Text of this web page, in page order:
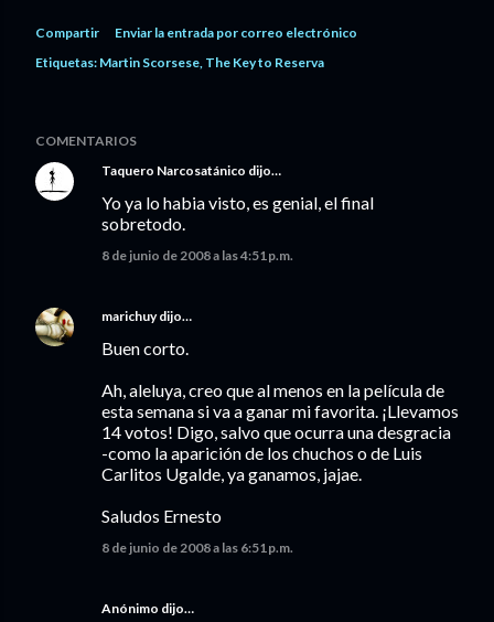
Compartir
Enviar la entrada por correo electrónico
Etiquetas: Martin Scorsese The Key to Reserva
COMENTARIOS
Taquero Narcosatánico dijo…
Yo ya lo habia visto, es genial, el final
sobretodo.
8 de junio de 2008 a las 4:51 p.m.
marichuydijo…
Buen corto.
Ah, aleluya, creo que al menos en la película de
esta semana si va a ganar mi favorita. ¡Llevamos
14 votos! Digo, salvo que ocurra una desgracia
-como la aparición de los chuchos o de Luis
Carlitos Ugalde, ya ganamos, jajae.
Saludos Ernesto
8 de junio de 2008 a las 6:51 p.m.
Anónimo dijo…